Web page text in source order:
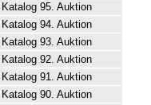
Katalog 95. Auktion
Katalog 94. Auktion
Katalog 93. Auktion
Katalog 92. Auktion
Katalog 91. Auktion
Katalog 90. Auktion